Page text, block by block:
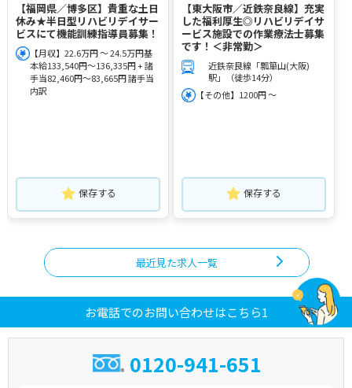
【福岡県／博多区】貴重な土日
休み★半日型リハビリデイサー
ビスにて機能訓練指導員募集！
【月収】22.6万円 ～ 24.5万円基
本給133,540円～136,335円 + 諸
手当82,460円～83,665円 諸手当
内訳
保存する
【東大阪市／近鉄奈良線】充実
した福利厚生◎リハビリデイサ
ービス施設での作業療法士募集
です！＜非常勤＞
近鉄奈良線「瓢箪山(大阪)
駅」（徒歩14分）
【その他】1200円 ～
保存する
最近見た求人一覧
お電話でのお問い合わせはこちら1
0120-941-651